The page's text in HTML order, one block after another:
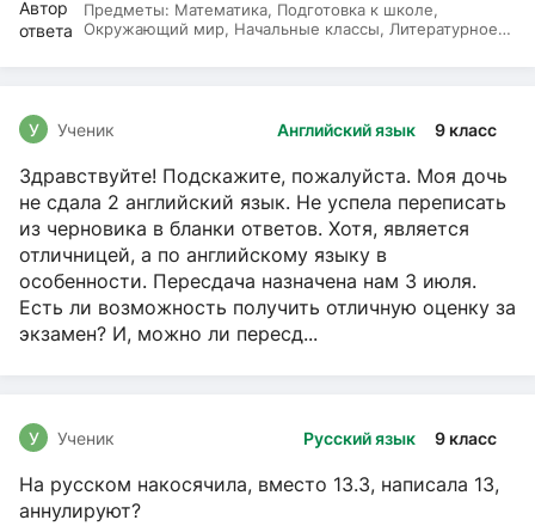
Предметы: Математика, Подготовка к школе,
Окружающий мир, Начальные классы, Литературное
Английский язык 9 класс
У Ученик
Здравствуйте! Подскажите, пожалуйста. Моя дочь
не сдала 2 английский язык. Не успела переписать
из черновика в бланки ответов. Хотя, является
отличницей, а по английскому языку в
особенности. Пересдача назначена нам 3 июля.
Есть ли возможность получить отличную оценку за
экзамен? И, можно ли пересд...
Русский язык 9 класс
У Ученик
На русском накосячила, вместо 13.3, написала 13,
аннулируют?